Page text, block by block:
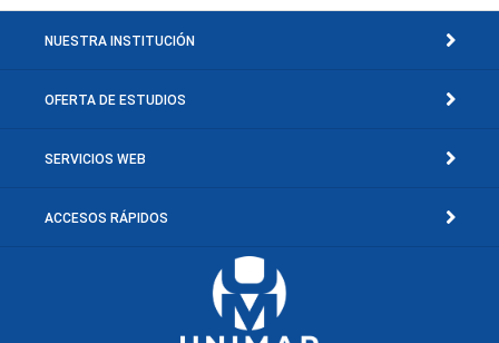
NUESTRA INSTITUCIÓN
OFERTA DE ESTUDIOS
SERVICIOS WEB
ACCESOS RÁPIDOS